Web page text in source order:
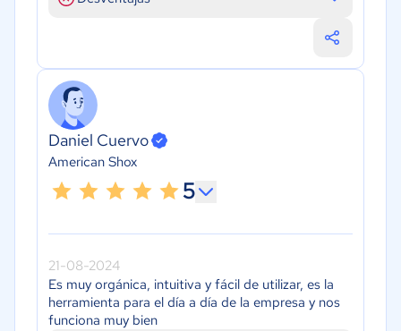
Daniel Cuervo
American Shox
5
21-08-2024
Es muy orgánica, intuitiva y fácil de utilizar, es la
herramienta para el día a día de la empresa y nos
funciona muy bien